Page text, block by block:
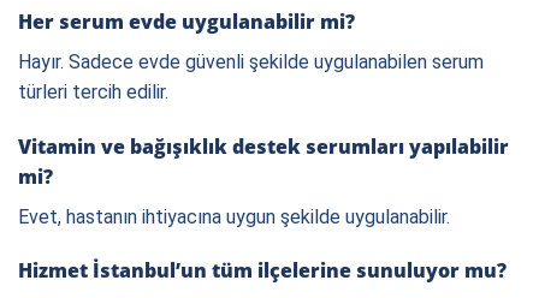
Her serum evde uygulanabilir mi?
Hayır. Sadece evde güvenli şekilde uygulanabilen serum
türleri tercih edilir.
Vitamin ve bağışıklık destek serumları yapılabilir
mi?
Evet, hastanın ihtiyacına uygun şekilde uygulanabilir.
Hizmet İstanbul’un tüm ilçelerine sunuluyor mu?